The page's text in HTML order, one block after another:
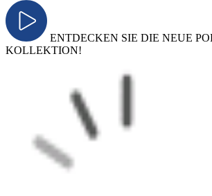
ENTDECKEN SIE DIE NEUE
KOLLEKTION!